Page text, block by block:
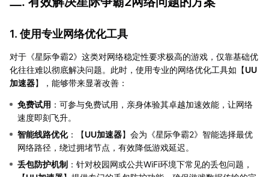
1. 使用专业网络优化工具
对于《星际争霸2》这类对网络稳定性要求极高的游戏，仅靠基础优
化往往难以彻底解决问题。此时，使用专业的网络优化工具如【UU
加速器】，能够带来显著改善：
免费试用 ：可参与免费试用，亲身体验其卓越加速效能，让网络
速度即刻飞升。
智能线路优化：【UU加速器】会为《星际争霸2》智能选择最优
网络路径，绕过拥堵节点，有效降低游戏延迟。
丢包防护机制 ：针对校园网或公共WiFi环境下常见的丢包问题，